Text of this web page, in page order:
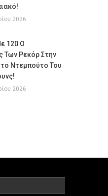
2026
120 Ο
Των Ρεκόρ Στην
Ντεμπούτο Του
2026